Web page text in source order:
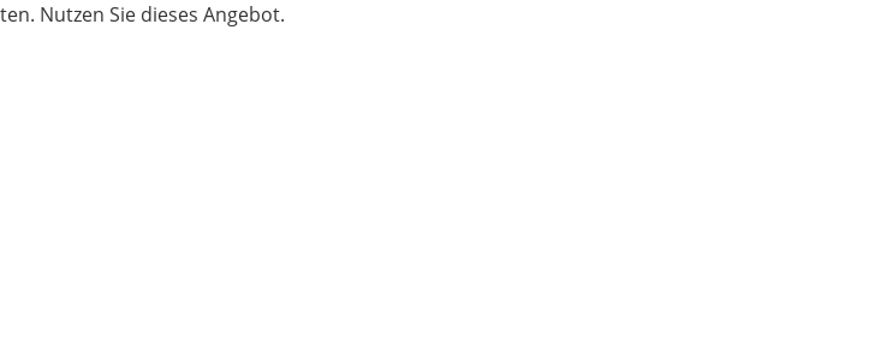
Nutzen Sie dieses Angebot.